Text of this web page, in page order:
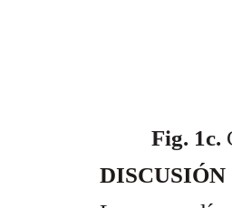
Fig. 1c.
DISCUSIÓN